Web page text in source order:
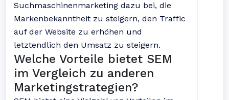
Suchmaschinenmarketing dazu bei, die
Markenbekanntheit zu steigern, den Traffic
auf der Website zu erhöhen und
letztendlich den Umsatz zu steigern.
Welche Vorteile bietet SEM
im Vergleich zu anderen
Marketingstrategien?